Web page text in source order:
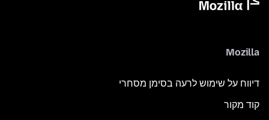
Mozilla
דיווח על שימוש לרעה בסימן מסחרי
קוד מקור